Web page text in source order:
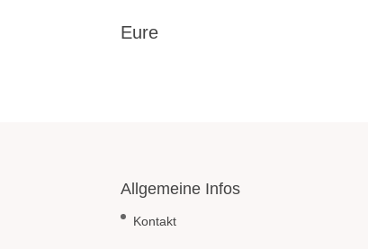
Eure
Allgemeine Infos
Kontakt